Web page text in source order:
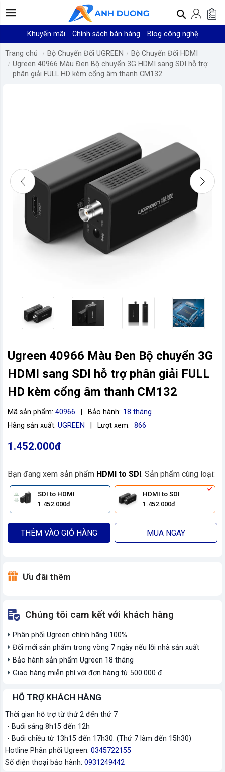
Khuyến mãi Chính sách bán hàng Blog công nghệ
Trang chủ Bộ Chuyển Đổi UGREEN
Bộ Chuyển Đổi HDMI
Ugreen 40966 Màu Đen Bộ chuyển 3G HDMI sang SDI hỗ trợ
phân giải FULL HD kèm cổng âm thanh CM132
Ugreen 40966 Màu Đen Bộ chuyển 3G
HDMI sang SDI hỗ trợ phân giải FULL
HD kèm cổng âm thanh CM132
Mã sản phẩm: 40966 Bảo hành: 18 tháng
Hãng sản xuất: UGREEN Lượt xem: 866
1.452.000đ
Bạn đang xem sản phẩm HDMI to SDI. Sản phẩm cùng loại:
SDI to HDMI
1.452.000đ
HDMI to SDI
1.452.000đ
THÊM VÀO GIỎ HÀNG MUA NGAY
Ưu đãi thêm
Chúng tôi cam kết với khách hàng
Phân phối Ugreen chính hãng 100%
Đổi mới sản phẩm trong vòng 7 ngày nếu lỗi nhà sản xuất
Bảo hành sản phẩm Ugreen 18 tháng
Giao hàng miễn phí với đơn hàng từ 500.000 đ
HỖ TRỢ KHÁCH HÀNG
Thời gian hỗ trợ từ thứ 2 đến thứ 7
- Buổi sáng 8h15 đến 12h
- Buổi chiều từ 13h15 đến 17h30. (Thứ 7 làm đến 15h30)
Hotline Phân phối Ugreen: 0345722155
Số điện thoại bảo hành: 0931249442